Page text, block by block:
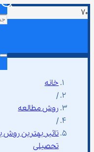
خانه
/
روش مطالعه
/
تاثیر بهترین روش
تحصیلی